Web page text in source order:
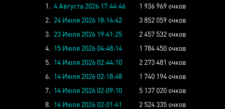
1. 4 Августа 2026 17:44:46
1 936 969 очков
2. 24 Июля 2026 18:14:42
3 852 059 очков
3. 23 Июля 2026 19:41:25
2 457 532 очков
4. 15 Июля 2026 04:48:14
1 784 450 очков
5. 14 Июля 2026 02:44:10
2 273 481 очков
6. 14 Июля 2026 02:18:48
1 740 194 очков
7. 14 Июля 2026 02:09:10
5 137 020 очков
8. 14 Июля 2026 02:01:41
2 524 335 очков